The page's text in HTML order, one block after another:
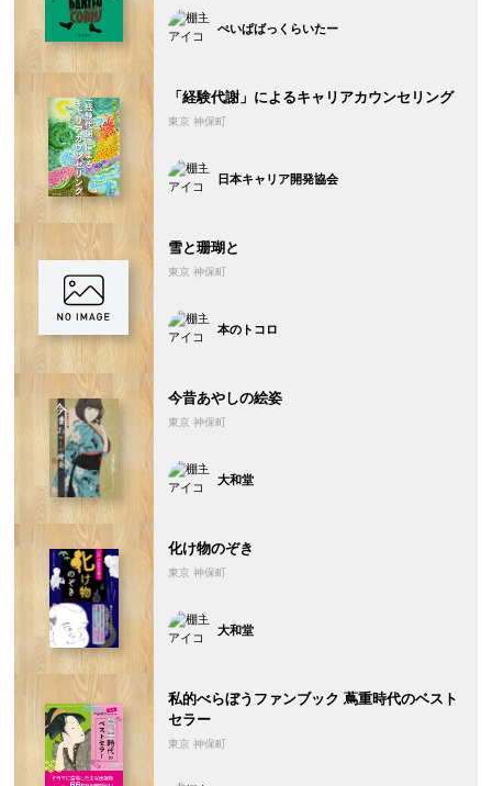
ぺいぱばっくらいたー
「経験代謝」によるキャリアカウンセリング
東京 神保町
日本キャリア開発協会
雪と珊瑚と
東京 神保町
本のトコロ
今昔あやしの絵姿
東京 神保町
大和堂
化け物のぞき
東京 神保町
大和堂
私的べらぼうファンブック 蔦重時代のベスト
セラー
東京 神保町